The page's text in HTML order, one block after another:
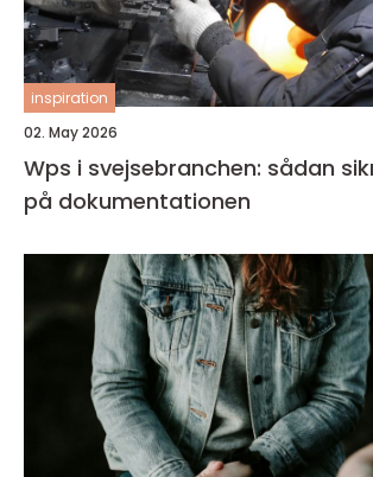
inspiration
02. May 2026
Wps i svejsebranchen: sådan
på dokumentationen